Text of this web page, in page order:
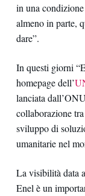
in una
almeno in parte,
dare”.
In questi giorni
homepage dell’
lanciata
collaborazione
sviluppo di
umanitarie nel
La visibilità data
Enel è un